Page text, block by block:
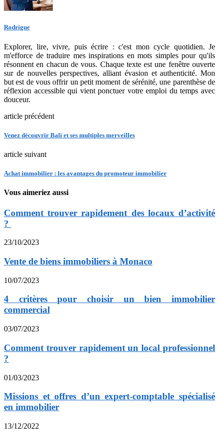
Rodrigue
Explorer, lire, vivre, puis écrire : c'est mon cycle quotidien. Je
m'efforce de traduire mes inspirations en mots simples pour qu'ils
résonnent en chacun de vous. Chaque texte est une fenêtre ouverte
sur de nouvelles perspectives, alliant évasion et authenticité. Mon
but est de vous offrir un petit moment de sérénité, une parenthèse de
réflexion accessible qui vient ponctuer votre emploi du temps avec
douceur.
article précédent
Venez découvrir Bali et ses multiples merveilles
article suivant
Achat immobilier : les avantages du promoteur immobilier
Vous aimeriez aussi
Comment trouver rapidement des locaux d’activité
?
23/10/2023
Vente de biens immobiliers à Monaco
10/07/2023
4 critères pour choisir un bien immobilier
commercial
03/07/2023
Comment trouver rapidement un local professionnel
?
01/03/2023
Missions et offres d’un expert-comptable spécialisé
en immobilier
13/12/2022